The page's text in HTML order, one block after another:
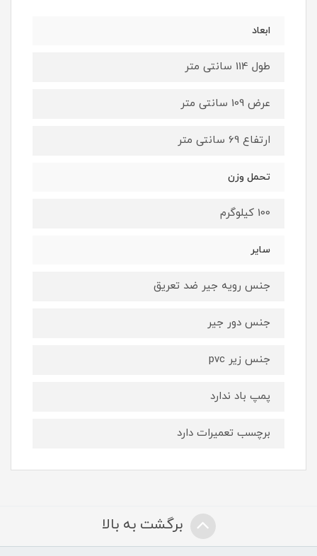
ابعاد
طول 114 سانتی متر
عرض 109 سانتی متر
ارتفاع 69 سانتی متر
تحمل وزن
100 کیلوگرم
سایر
جنس رویه جیر ضد تعریق
جنس دور جیر
جنس زیر pvc
پمپ باد ندارد
برچسب تعمیرات دارد
برگشت به بالا